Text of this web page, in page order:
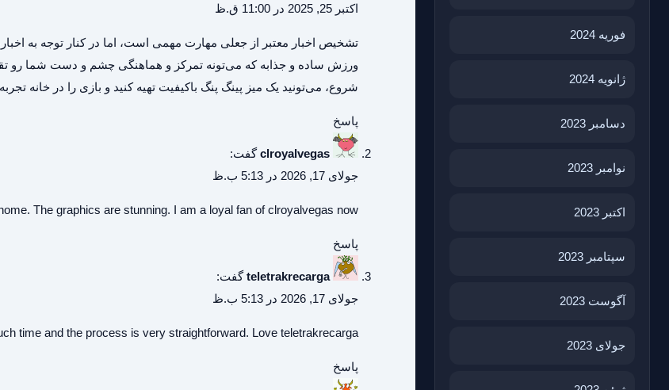
فوریه 2024
ژانویه 2024
دسامبر 2023
نوامبر 2023
اکتبر 2023
سپتامبر 2023
آگوست 2023
جولای 2023
اکتبر 25, 2025 در 11:00 ق.ظ
تشخیص اخبار معتبر از جعلی مهارت مهمی است، اما در کنار توجه به
ورزش ساده و جذابه که می‌تونه تمرکز و هماهنگی چشم و دست شما رو
شروع، می‌تونید یک میز پینگ پنگ باکیفیت تهیه کنید و بازی را در خانه
پاسخ
clroyalvegas گفت:
جولای 17, 2026 در 5:13 ب.ظ
The graphics are stunning. I am a loyal fan ofclroyalvegas now.
پاسخ
teletrakrecarga گفت:
جولای 17, 2026 در 5:13 ب.ظ
time and the process is very straightforward. Love teletrakrecarga
پاسخ